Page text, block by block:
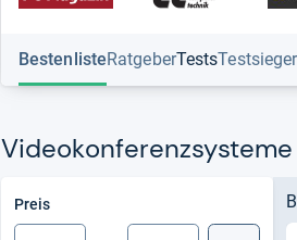
BestenlisteRatgeberTestsTestsieger
Preis